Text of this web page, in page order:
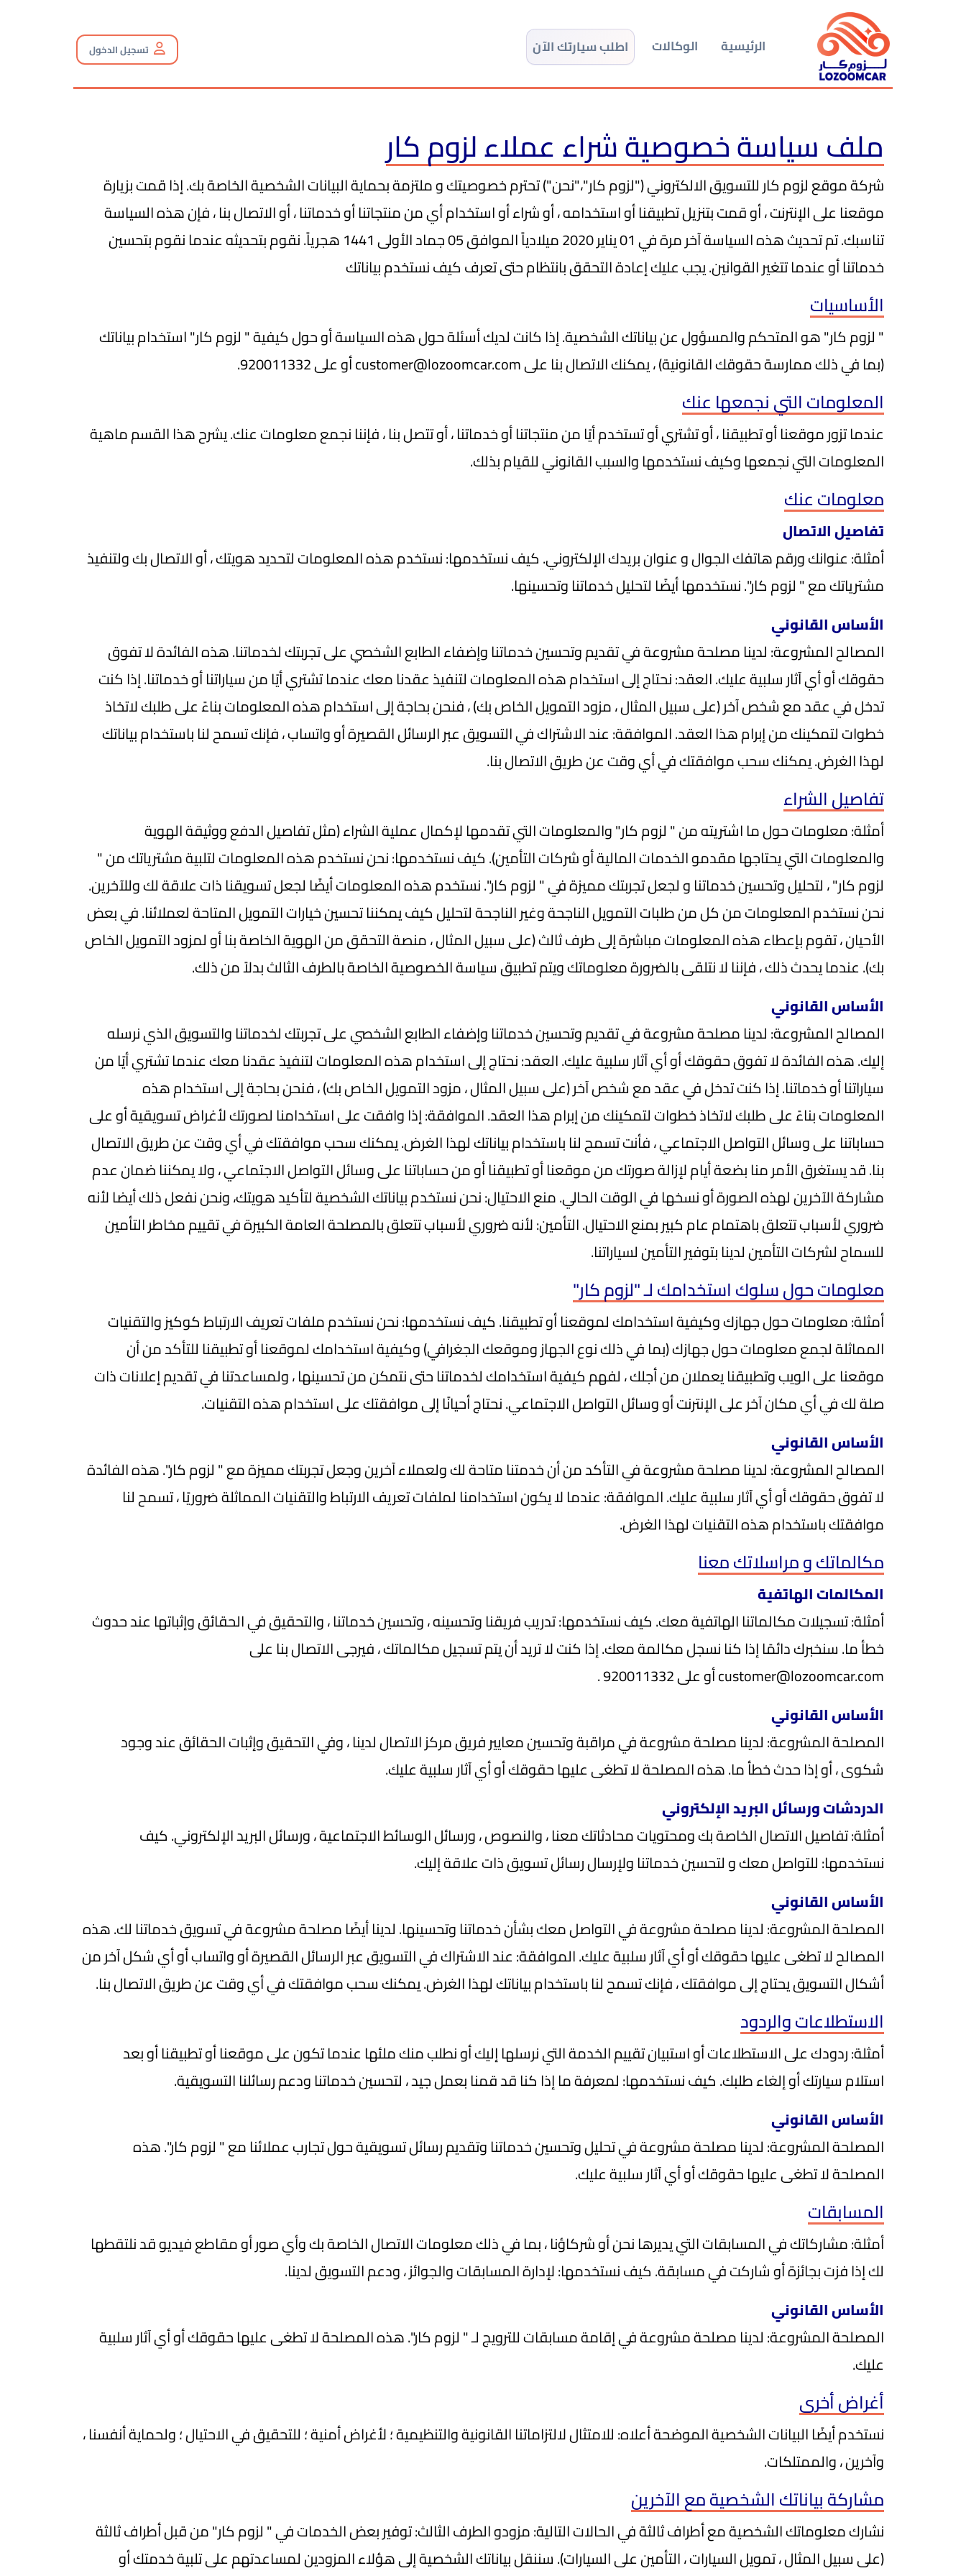
الرئيسية الوكالات اطلب سيارتك الآن تسجيل الدخول
ملف سياسة خصوصية شراء عملاء لزوم كار
شركة موقع لزوم كار للتسويق الالكتروني ("لزوم كار"،"نحن") تحترم خصوصيتك و ملتزمة بحماية البيانات الشخصية الخاصة بك. إذا قمت بزيارة
موقعنا على الإنترنت ، أو قمت بتنزيل تطبيقنا أو استخدامه ، أو شراء أو استخدام أي من منتجاتنا أو خدماتنا ، أو الاتصال بنا ، فإن هذه السياسة
تناسبك. تم تحديث هذه السياسة آخر مرة في 01 يناير 2020 ميلادياً الموافق 05 جماد الأولى 1441 هجرياً. نقوم بتحديثه عندما نقوم بتحسين
خدماتنا أو عندما تتغير القوانين. يجب عليك إعادة التحقق بانتظام حتى تعرف كيف نستخدم بياناتك
الأساسيات
" لزوم كار" هو المتحكم والمسؤول عن بياناتك الشخصية. إذا كانت لديك أسئلة حول هذه السياسة أو حول كيفية " لزوم كار" استخدام بياناتك
(بما في ذلك ممارسة حقوقك القانونية) ، يمكنك الاتصال بنا علىcustomer@lozoomcar.comأو على 920011332.
المعلومات التي نجمعها عنك
عندما تزور موقعنا أو تطبيقنا ، أو تشتري أو تستخدم أيًا من منتجاتنا أو خدماتنا ، أو تتصل بنا ، فإننا نجمع معلومات عنك. يشرح هذا القسم ماهية
المعلومات التي نجمعها وكيف نستخدمها والسبب القانوني للقيام بذلك.
معلومات عنك
تفاصيل الاتصال
أمثلة: عنوانك ورقم هاتفك الجوال و عنوان بريدك الإلكتروني. كيف نستخدمها: نستخدم هذه المعلومات لتحديد هويتك ، أو الاتصال بك ولتنفيذ
مشترياتك مع " لزوم كار". نستخدمها أيضًا لتحليل خدماتنا وتحسينها.
الأساس القانوني
المصالح المشروعة: لدينا مصلحة مشروعة في تقديم وتحسين خدماتنا وإضفاء الطابع الشخصي على تجربتك لخدماتنا. هذه الفائدة لا تفوق
حقوقك أو أي آثار سلبية عليك. العقد: نحتاج إلى استخدام هذه المعلومات لتنفيذ عقدنا معك عندما تشتري أيًا من سياراتنا أو خدماتنا. إذا كنت
تدخل في عقد مع شخص آخر (على سبيل المثال ، مزود التمويل الخاص بك) ، فنحن بحاجة إلى استخدام هذه المعلومات بناءً على طلبك لاتخاذ
خطوات لتمكينك من إبرام هذا العقد. الموافقة: عند الاشتراك في التسويق عبر الرسائل القصيرة أو واتساب ، فإنك تسمح لنا باستخدام بياناتك
لهذا الغرض. يمكنك سحب موافقتك في أي وقت عن طريق الاتصال بنا.
تفاصيل الشراء
أمثلة: معلومات حول ما اشتريته من " لزوم كار" والمعلومات التي تقدمها لإكمال عملية الشراء (مثل تفاصيل الدفع ووثيقة الهوية
والمعلومات التي يحتاجها مقدمو الخدمات المالية أو شركات التأمين). كيف نستخدمها: نحن نستخدم هذه المعلومات لتلبية مشترياتك من "
لزوم كار" ، لتحليل وتحسين خدماتنا و لجعل تجربتك مميزة في " لزوم كار". نستخدم هذه المعلومات أيضًا لجعل تسويقنا ذات علاقة لك وللآخرين.
نحن نستخدم المعلومات من كل من طلبات التمويل الناجحة وغير الناجحة لتحليل كيف يمكننا تحسين خيارات التمويل المتاحة لعملائنا. في بعض
الأحيان ، تقوم بإعطاء هذه المعلومات مباشرة إلى طرف ثالث (على سبيل المثال ، منصة التحقق من الهوية الخاصة بنا أو لمزود التمويل الخاص
بك). عندما يحدث ذلك ، فإننا لا نتلقى بالضرورة معلوماتك ويتم تطبيق سياسة الخصوصية الخاصة بالطرف الثالث بدلاً من ذلك.
الأساس القانوني
المصالح المشروعة: لدينا مصلحة مشروعة في تقديم وتحسين خدماتنا وإضفاء الطابع الشخصي على تجربتك لخدماتنا والتسويق الذي نرسله
إليك. هذه الفائدة لا تفوق حقوقك أو أي آثار سلبية عليك. العقد: نحتاج إلى استخدام هذه المعلومات لتنفيذ عقدنا معك عندما تشتري أيًا من
سياراتنا أو خدماتنا. إذا كنت تدخل في عقد مع شخص آخر (على سبيل المثال ، مزود التمويل الخاص بك) ، فنحن بحاجة إلى استخدام هذه
المعلومات بناءً على طلبك لاتخاذ خطوات لتمكينك من إبرام هذا العقد. الموافقة: إذا وافقت على استخدامنا لصورتك لأغراض تسويقية أو على
حساباتنا على وسائل التواصل الاجتماعي ، فأنت تسمح لنا باستخدام بياناتك لهذا الغرض. يمكنك سحب موافقتك في أي وقت عن طريق الاتصال
بنا. قد يستغرق الأمر منا بضعة أيام لإزالة صورتك من موقعنا أو تطبيقنا أو من حساباتنا على وسائل التواصل الاجتماعي ، ولا يمكننا ضمان عدم
مشاركة الآخرين لهذه الصورة أو نسخها في الوقت الحالي. منع الاحتيال: نحن نستخدم بياناتك الشخصية لتأكيد هويتك، ونحن نفعل ذلك أيضا لأنه
ضروري لأسباب تتعلق باهتمام عام كبير بمنع الاحتيال. التأمين: لأنه ضروري لأسباب تتعلق بالمصلحة العامة الكبيرة في تقييم مخاطر التأمين
للسماح لشركات التأمين لدينا بتوفير التأمين لسياراتنا.
معلومات حول سلوك استخدامك لـ "لزوم كار"
أمثلة: معلومات حول جهازك وكيفية استخدامك لموقعنا أو تطبيقنا. كيف نستخدمها: نحن نستخدم ملفات تعريف الارتباط كوكيز والتقنيات
المماثلة لجمع معلومات حول جهازك (بما في ذلك نوع الجهاز وموقعك الجغرافي) وكيفية استخدامك لموقعنا أو تطبيقنا للتأكد من أن
موقعنا على الويب وتطبيقنا يعملان من أجلك ، لفهم كيفية استخدامك لخدماتنا حتى نتمكن من تحسينها ، ولمساعدتنا في تقديم إعلانات ذات
صلة لك في أي مكان آخر على الإنترنت أو وسائل التواصل الاجتماعي. نحتاج أحيانًا إلى موافقتك على استخدام هذه التقنيات.
الأساس القانوني
المصالح المشروعة: لدينا مصلحة مشروعة في التأكد من أن خدمتنا متاحة لك ولعملاء آخرين وجعل تجربتك مميزة مع " لزوم كار". هذه الفائدة
لا تفوق حقوقك أو أي آثار سلبية عليك. الموافقة: عندما لا يكون استخدامنا لملفات تعريف الارتباط والتقنيات المماثلة ضروريًا ، تسمح لنا
موافقتك باستخدام هذه التقنيات لهذا الغرض.
مكالماتك و مراسلاتك معنا
المكالمات الهاتفية
أمثلة: تسجيلات مكالماتنا الهاتفية معك. كيف نستخدمها: تدريب فريقنا وتحسينه ، وتحسين خدماتنا ، والتحقيق في الحقائق وإثباتها عند حدوث
خطأ ما. سنخبرك دائمًا إذا كنا نسجل مكالمة معك. إذا كنت لا تريد أن يتم تسجيل مكالماتك ، فيرجى الاتصال بنا على
customer@lozoomcar.comأو على 920011332 .
الأساس القانوني
المصلحة المشروعة: لدينا مصلحة مشروعة في مراقبة وتحسين معايير فريق مركز الاتصال لدينا ، وفي التحقيق وإثبات الحقائق عند وجود
شكوى ، أو إذا حدث خطأ ما. هذه المصلحة لا تطغى عليها حقوقك أو أي آثار سلبية عليك.
الدردشات ورسائل البريد الإلكتروني
أمثلة: تفاصيل الاتصال الخاصة بك ومحتويات محادثاتك معنا ، والنصوص ، ورسائل الوسائط الاجتماعية ، ورسائل البريد الإلكتروني. كيف
نستخدمها: للتواصل معك و لتحسين خدماتنا ولإرسال رسائل تسويق ذات علاقة إليك.
الأساس القانوني
المصلحة المشروعة: لدينا مصلحة مشروعة في التواصل معك بشأن خدماتنا وتحسينها. لدينا أيضًا مصلحة مشروعة في تسويق خدماتنا لك. هذه
المصالح لا تطغى عليها حقوقك أو أي آثار سلبية عليك. الموافقة: عند الاشتراك في التسويق عبر الرسائل القصيرة أو واتساب أو أي شكل آخر من
أشكال التسويق يحتاج إلى موافقتك ، فإنك تسمح لنا باستخدام بياناتك لهذا الغرض. يمكنك سحب موافقتك في أي وقت عن طريق الاتصال بنا.
الاستطلاعات والردود
أمثلة: ردودك على الاستطلاعات أو استبيان تقييم الخدمة التي نرسلها إليك أو نطلب منك ملئها عندما تكون على موقعنا أو تطبيقنا أو بعد
استلام سيارتك أو إلغاء طلبك. كيف نستخدمها: لمعرفة ما إذا كنا قد قمنا بعمل جيد ، لتحسين خدماتنا ودعم رسائلنا التسويقية.
الأساس القانوني
المصلحة المشروعة: لدينا مصلحة مشروعة في تحليل وتحسين خدماتنا وتقديم رسائل تسويقية حول تجارب عملائنا مع " لزوم كار". هذه
المصلحة لا تطغى عليها حقوقك أو أي آثار سلبية عليك.
المسابقات
أمثلة: مشاركاتك في المسابقات التي يديرها نحن أو شركاؤنا ، بما في ذلك معلومات الاتصال الخاصة بك وأي صور أو مقاطع فيديو قد نلتقطها
لك إذا فزت بجائزة أو شاركت في مسابقة. كيف نستخدمها: لإدارة المسابقات والجوائز ، ودعم التسويق لدينا.
الأساس القانوني
المصلحة المشروعة: لدينا مصلحة مشروعة في إقامة مسابقات للترويج لـ " لزوم كار". هذه المصلحة لا تطغى عليها حقوقك أو أي آثار سلبية
عليك.
أغراض أخرى
نستخدم أيضًا البيانات الشخصية الموضحة أعلاه: للامتثال لالتزاماتنا القانونية والتنظيمية ؛ لأغراض أمنية ؛ للتحقيق في الاحتيال ؛ ولحماية أنفسنا ،
وآخرين ، والممتلكات.
مشاركة بياناتك الشخصية مع الآخرين
نشارك معلوماتك الشخصية مع أطراف ثالثة في الحالات التالية: مزودو الطرف الثالث: توفير بعض الخدمات في " لزوم كار" من قبل أطراف ثالثة
(على سبيل المثال ، تمويل السيارات ، التأمين على السيارات). سننقل بياناتك الشخصية إلى هؤلاء المزودين لمساعدتهم على تلبية خدمتك أو